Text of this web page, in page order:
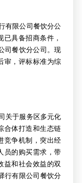
有限公司餐饮分公
已具备招商条件，
司餐饮分公司 。现
审，评标标准为综
关于服务区多元化
合体打造和生态链
竞争机制，突出经
员的购买需求，带
益和社会效益的双
行有限公司餐饮分